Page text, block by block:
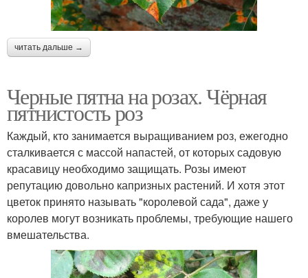
читать дальше →
Черные пятна на розах. Чёрная
пятнистость роз
Каждый, кто занимается выращиванием роз, ежегодно
сталкивается с массой напастей, от которых садовую
красавицу необходимо защищать. Розы имеют
репутацию довольно капризных растений. И хотя этот
цветок принято называть "королевой сада", даже у
королев могут возникать проблемы, требующие нашего
вмешательства.